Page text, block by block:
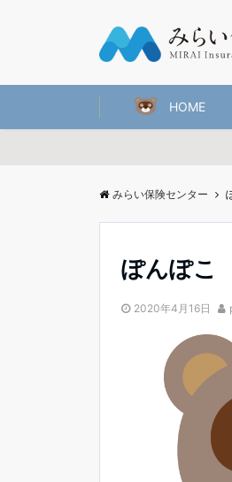
HOME
みらい保険センター
ぽんぽこ
2020年4月16日